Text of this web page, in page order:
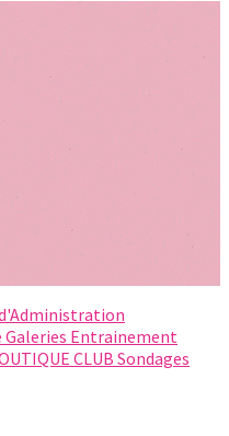
Galeries Entrainement
CLUBSondages